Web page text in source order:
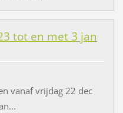
tot en met 3 jan
vanaf vrijdag 22 dec